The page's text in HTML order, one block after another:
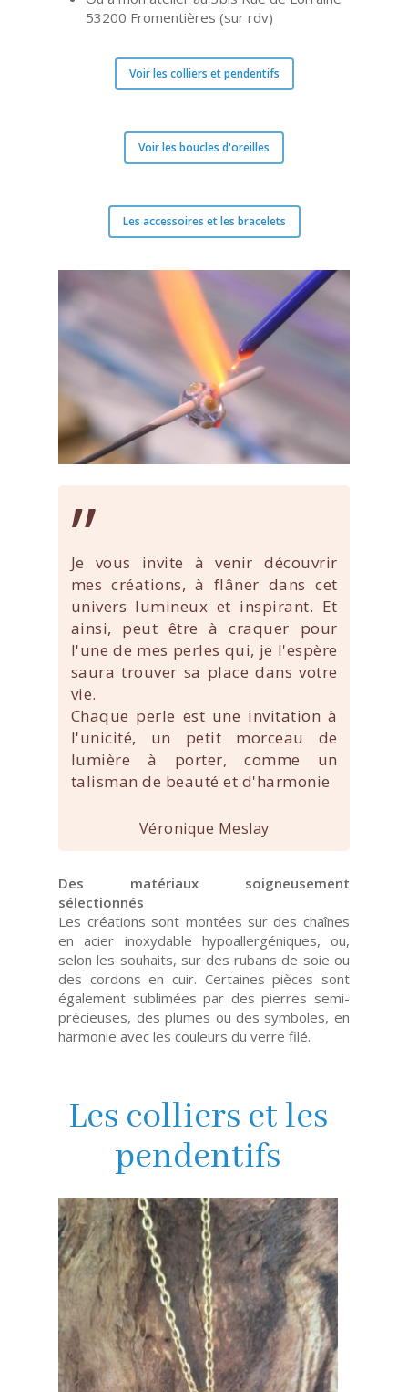
53200 Fromentières (sur rdv)
Voir les colliers et pendentifs
Voir les boucles d'oreilles
Les accessoires et les bracelets
”
Je vous invite à venir découvrir
mes créations, à flâner dans cet
univers lumineux et inspirant. Et
ainsi, peut être à craquer pour
l'une de mes perles qui, je l'espère
saura trouver sa place dans votre
vie.
Chaque perle est une invitation à
l'unicité, un petit morceau de
lumière à porter, comme un
talisman de beauté et d'harmonie
Véronique Meslay
Des matériaux soigneusement
sélectionnés
Les créations sont montées sur des chaînes
en acier inoxydable hypoallergéniques, ou,
selon les souhaits, sur des rubans de soie ou
des cordons en cuir. Certaines pièces sont
également sublimées par des pierres semi-
précieuses, des plumes ou des symboles, en
harmonie avec les couleurs du verre filé.
Les colliers et les
pendentifs